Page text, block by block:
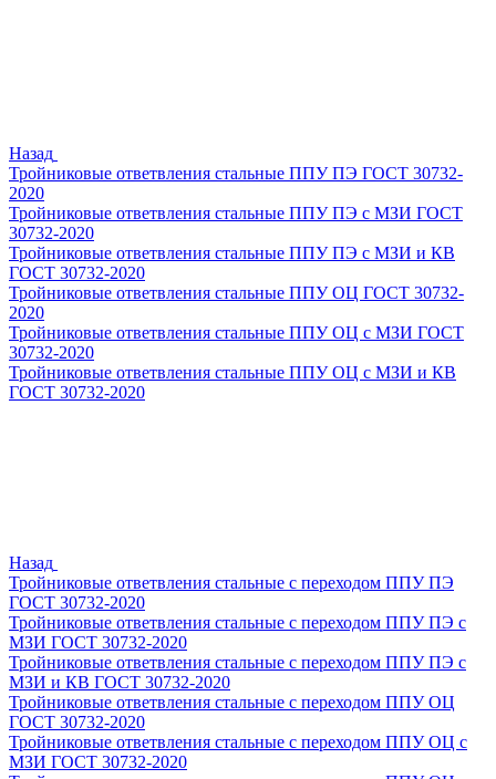
Назад
Тройниковые ответвления стальные ППУ ПЭ ГОСТ 30732-
2020
Тройниковые ответвления стальные ППУ ПЭ с МЗИ ГОСТ
30732-2020
Тройниковые ответвления стальные ППУ ПЭ с МЗИ и КВ
ГОСТ 30732-2020
Тройниковые ответвления стальные ППУ ОЦ ГОСТ 30732-
2020
Тройниковые ответвления стальные ППУ ОЦ с МЗИ ГОСТ
30732-2020
Тройниковые ответвления стальные ППУ ОЦ с МЗИ и КВ
ГОСТ 30732-2020
Назад
Тройниковые ответвления стальные с переходом ППУ ПЭ
ГОСТ 30732-2020
Тройниковые ответвления стальные с переходом ППУ ПЭ с
МЗИ ГОСТ 30732-2020
Тройниковые ответвления стальные с переходом ППУ ПЭ с
МЗИ и КВ ГОСТ 30732-2020
Тройниковые ответвления стальные с переходом ППУ ОЦ
ГОСТ 30732-2020
Тройниковые ответвления стальные с переходом ППУ ОЦ с
МЗИ ГОСТ 30732-2020